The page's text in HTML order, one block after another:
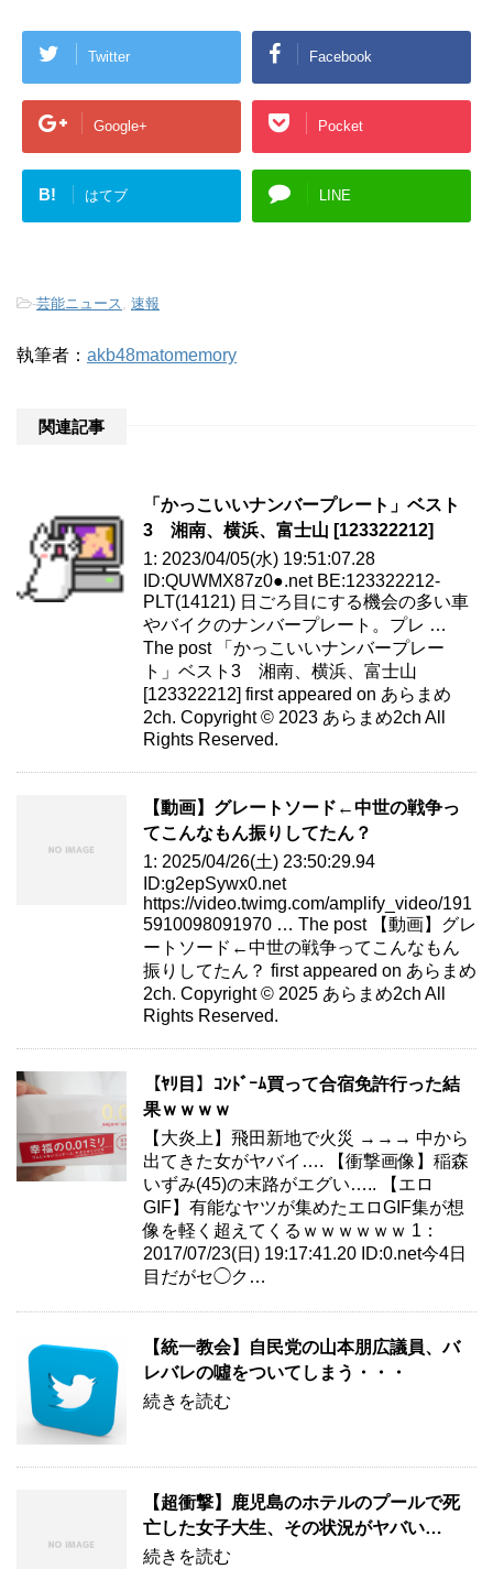
Twitter Facebook
Google+ Pocket
B! はてブ LINE
-芸能ニュース 速報
執筆者： akb48matomemory
関連記事
「かっこいいナンバープレート」ベスト
3 湘南、横浜、富士山 [123322212]
1: 2023/04/05(水) 19:51:07.28
ID:QUWMX87z0●.net BE:123322212-
PLT(14121) 日ごろ目にする機会の多い車
やバイクのナンバープレート。プレ …
The post 「かっこいいナンバープレー
ト」ベスト3 湘南、横浜、富士山
[123322212] first appeared on あらまめ
2ch. Copyright © 2023 あらまめ2ch All
Rights Reserved.
【動画】グレートソード←中世の戦争っ
てこんなもん振りしてたん？
1: 2025/04/26(土) 23:50:29.94
ID:g2epSywx0.net
https://video.twimg.com/amplify_video/191
5910098091970 … The post 【動画】グレ
ートソード←中世の戦争ってこんなもん
振りしてたん？ first appeared on あらまめ
2ch. Copyright © 2025 あらまめ2ch All
Rights Reserved.
【ﾔﾘ目】ｺﾝﾄﾞｰﾑ買って合宿免許行った結
果ｗｗｗｗ
【大炎上】飛田新地で火災 →→→ 中から
出てきた女がヤバイ…. 【衝撃画像】稲森
いずみ(45)の末路がエグい….. 【エロ
GIF】有能なヤツが集めたエロGIF集が想
像を軽く超えてくるｗｗｗｗｗｗ 1：
2017/07/23(日) 19:17:41.20 ID:0.net今4日
目だがセ◯ク…
【統一教会】自民党の山本朋広議員、バ
レバレの噓をついてしまう・・・
続きを読む
【超衝撃】鹿児島のホテルのプールで死
亡した女子大生、その状況がヤバい…
続きを読む